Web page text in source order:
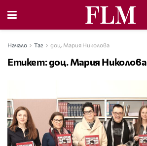
Начало Таг доц. Мария Николова
Етикет:доц. Мария Николова